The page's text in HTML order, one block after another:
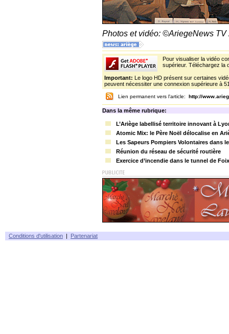
Photos et vidéo: ©AriegeNews TV
Pour visualiser la vidéo
supérieur. Téléchargez la
Important: Le logo HD présent sur certaines
peuvent nécessiter une connexion supérieure à
Lien permanent vers l'article: http://
Dans la même rubrique:
L’Ariège labellisé territoire innovant à
Atomic Mix: le Père Noël délocalise en
Les Sapeurs Pompiers Volontaires dans
Réunion du réseau de sécurité routière
Exercice d’incendie dans le tunnel de Foix
Conditions d'utilisation | Partenariat